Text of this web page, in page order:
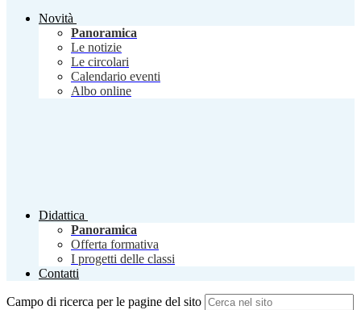
Novità
Panoramica
Le notizie
Le circolari
Calendario eventi
Albo online
Didattica
Panoramica
Offerta formativa
I progetti delle classi
Contatti
Campo di ricerca per le pagine del sito